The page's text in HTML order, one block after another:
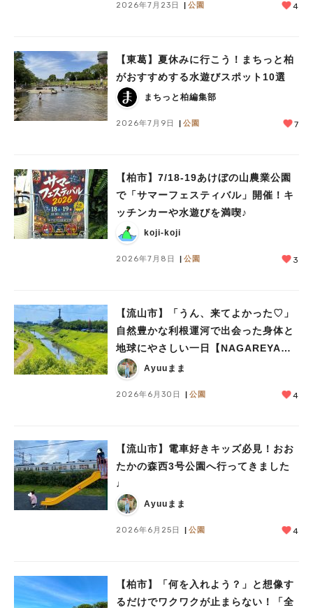
2026年7月23日 公園 4
【東葛】夏休みに行こう！まちっと柏
がおすすめする水遊びスポット10選
まちっと柏編集部
2026年7月9日 公園 7
【柏市】7/18-19あけぼの山農業公園
で「サマーフェスティバル」開催！キ
ッチンカーや水遊びを満喫♪
koji-koji
2026年7月8日 公園 3
【流山市】「うん、来てよかった♡」
自然豊かな利根運河で出会った身体と
地球にやさしい一日【NAGAREYAMA
Earthing Market®︎】レポート
Ayuuまま
2026年6月30日 公園 4
【流山市】電車好きキッズ必見！おお
たかの森西3号公園へ行ってきました
♩
Ayuuまま
2026年6月25日 公園 4
【柏市】「何を入れよう？」と想像す
るだけでワクワクが止まらない！「全